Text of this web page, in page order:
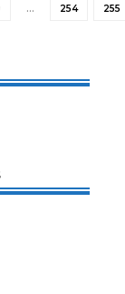
… 254 255